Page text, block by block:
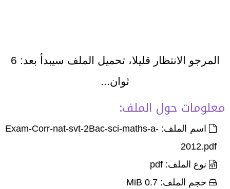
المرجو الانتظار قليلا، تحميل الملف سيبدأ بعد: 6
ثوان...
معلومات حول الملف:
اسم الملف: Exam-Corr-nat-svt-2Bac-sci-maths-a-
2012.pdf
نوع الملف: pdf
حجم الملف: 0.7 MiB